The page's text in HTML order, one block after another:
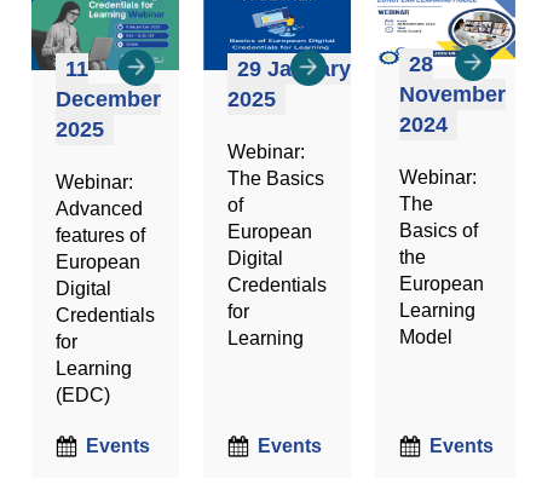
11
December
2025
Webinar:
Advanced
features of
European
Digital
Credentials
for
Learning
(EDC)
Events
29 January
2025
Webinar:
The Basics
of
European
Digital
Credentials
for
Learning
Events
28
November
2024
Webinar:
The
Basics of
the
European
Learning
Model
Events